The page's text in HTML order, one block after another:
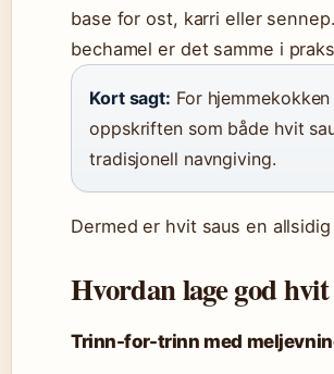
base for ost, karri eller
bechamel er det samme i
Kort sagt: For
oppskriften som både hvit
tradisjonell navngiving.
Dermed er hvit saus en
Hvordan lage god hvit
Trinn-for-trinn med